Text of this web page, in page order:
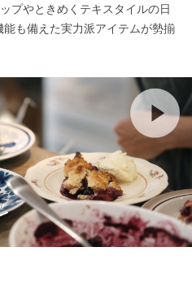
プやときめくテキスタイルの日
も備えた実力派アイテムが勢揃